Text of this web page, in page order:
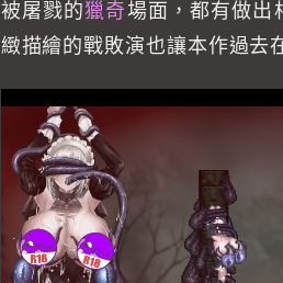
被屠戮的獵奇場面，都有做出
緻描繪的戰敗演也讓本作過去